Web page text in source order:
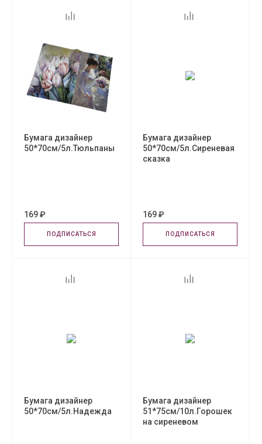
Бумага дизайнер
50*70см/5л.Тюльпаны
169 ₽
ПОДПИСАТЬСЯ
Бумага дизайнер
50*70см/5л.Сиреневая
сказка
169 ₽
ПОДПИСАТЬСЯ
Бумага дизайнер
50*70см/5л.Надежда
Бумага дизайнер
51*75см/10л.Горошек
на сиреневом